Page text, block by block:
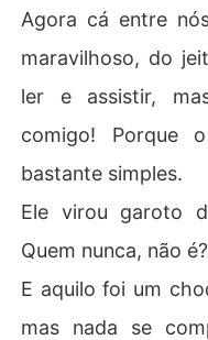
Agora cá entre
maravilhoso, do
ler e assistir,
comigo! Porque
bastante simples.
Ele virou garoto
Quem nunca, não é?
E aquilo foi um
mas nada se